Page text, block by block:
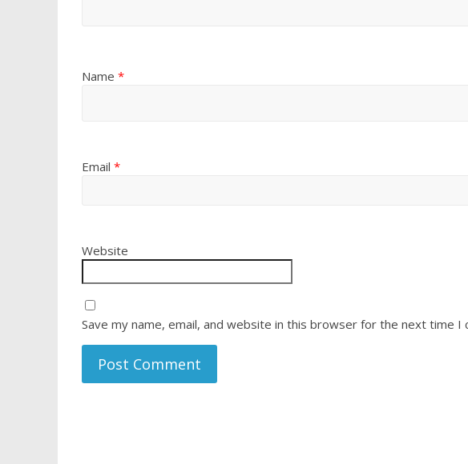
Name *
Email *
Website
Save my name, email, and website in this browser for the next time I